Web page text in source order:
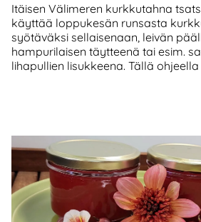
Itäisen Välimeren kurkkutahna
käyttää loppukesän runsasta
syötäväksi sellaisenaan, leivän
hampurilaisen täytteenä tai esim.
lihapullien lisukkeena. Tällä